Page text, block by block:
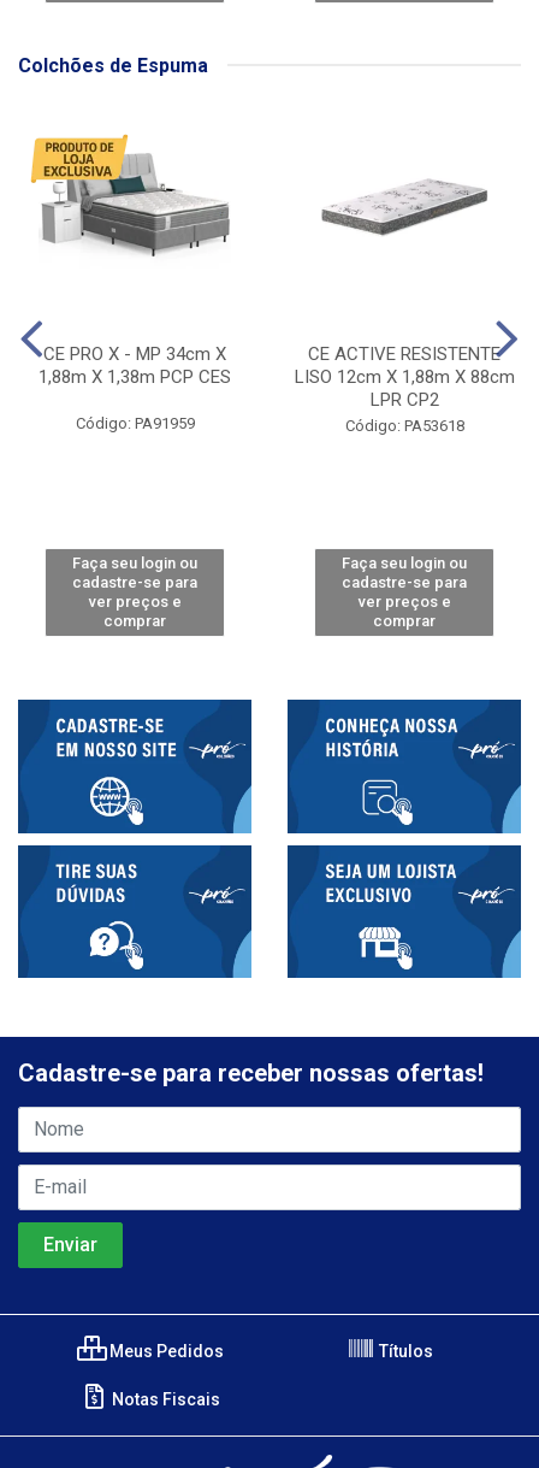
Colchões de Espuma
CE PRO X - MP 34cm X
1,88m X 1,38m PCP CES
Código: PA91959
Faça seu login ou
cadastre-se para
ver preços e
comprar
CE ACTIVE RESISTENTE
LISO 12cm X 1,88m X 88cm
LPR CP2
Código: PA53618
Faça seu login ou
cadastre-se para
ver preços e
comprar
Cadastre-se para receber nossas ofertas!
Meus Pedidos Títulos
Notas Fiscais